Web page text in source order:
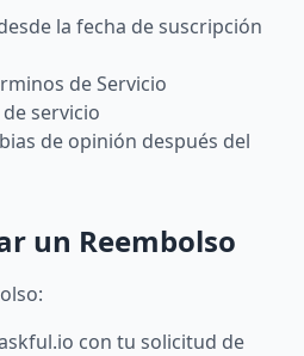
la fecha de suscripción
de Servicio
servicio
de opinión después del
un Reembolso
con tu solicitud de